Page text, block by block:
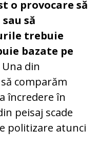
o provocare să
să
trebuie
bazate pe
Una din
comparăm
încredere în
peisaj scade
politizare atunci